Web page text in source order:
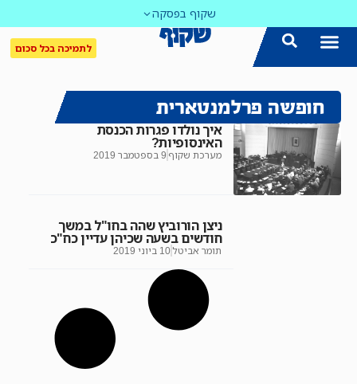
שקוף בפסקה
לתמיכה בכל סכום
חופשה פרלמנטארית
איך נולדו פגרות הכנסת
האינסופיות?
מערכת שקוף 9 בספטמבר 2019
ניצן הורוביץ שהה בחו"ל במשך
חודשים בשעה שכיהן עדיין כח"כ
תומר אביטל10 ביוני 2019